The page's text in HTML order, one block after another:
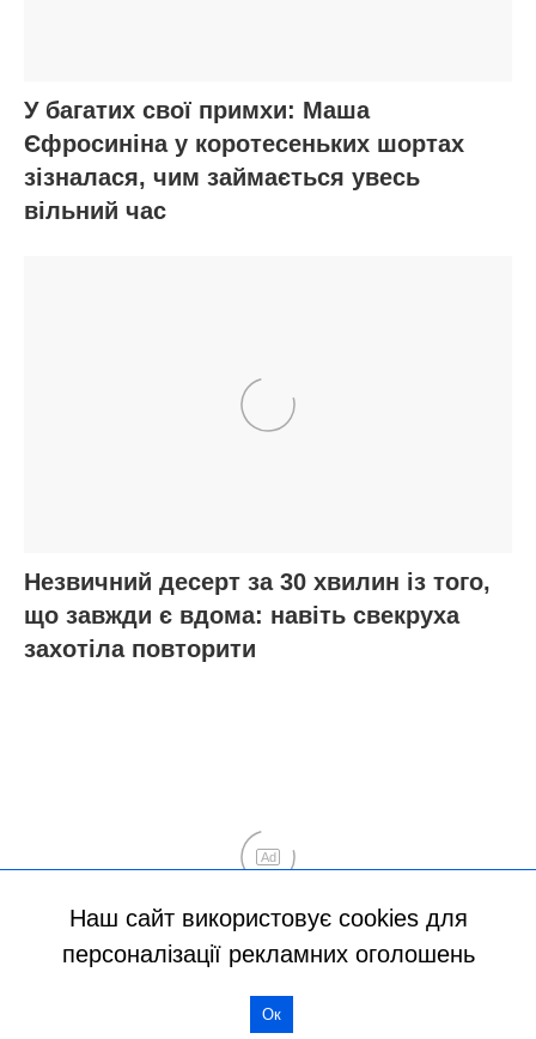
Наш сайт використовує cookies для
персоналізації рекламних оголошень
Ок